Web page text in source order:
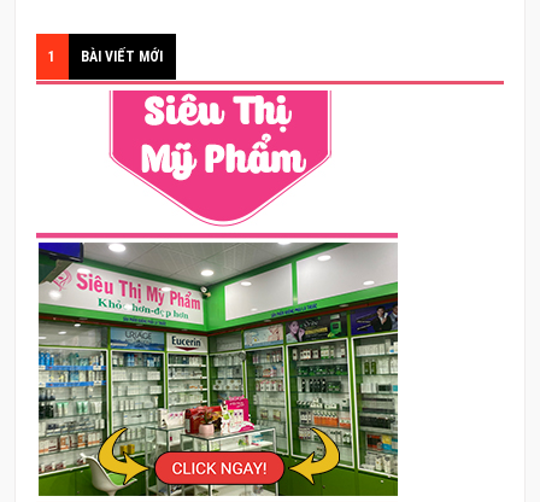
1 BÀI VIẾT MỚI